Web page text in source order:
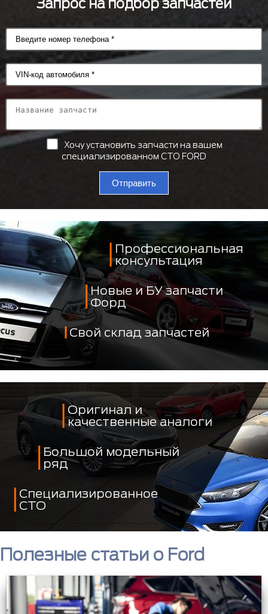
Запрос на подбор запчастей
Хочу установить запчасти на вашем
специализированном СТО FORD
Отправить
Профессиональная
консультация
Новые и БУ запчасти
Форд
Свой склад запчастей
Оригинал и
качественные аналоги
Большой модельный
ряд
Специализированное
СТО
Полезные статьи о Ford